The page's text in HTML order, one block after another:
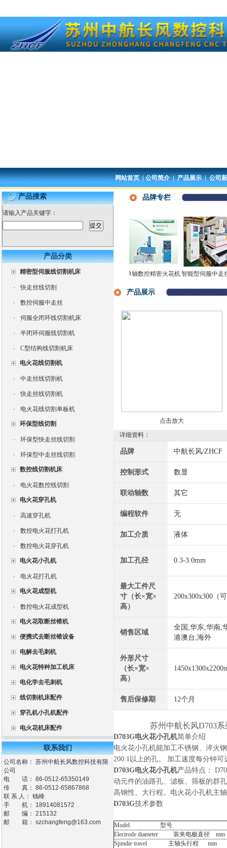
网站首页|公司简介|产品展示|公司
产品搜索
请输入产品关键字：
产品分类
精密型伺服线切割机床
· 快走丝线切割
· 数控伺服中走丝
· 伺服全闭环线切割机床
· 半闭环伺服线切割机
· C型结构线切割机床
电火花线切割机
· 中走丝线切割机
· 快走丝线切割机
· 电火花线切割单板机
环保型线切割
· 环保型快走丝线切割
· 环保型中走丝线切割
数控线切割机床
· 电火花数控线切割
电火花穿孔机
· 高速穿孔机
· 数控电火花打孔机
· 数控电火花穿孔机
电火花小孔机
· 电火花打孔机
电火花成型机
· 数控电火花成型机
电火花取断丝锥机
便携式去断丝锥设备
电解去毛刺机
电火花特种加工机床
电化学去毛刺机
线切割机床配件
穿孔机小孔机配件
电火花机床配件
联系我们
公司名称： 苏州中航长风数控科技有限
公司
电 话： 86-0512-65350149
传 真： 86-0512-65867868
联 系 人： 钱峰
手 机： 18914081572
邮 编： 215132
邮 箱：szchangfeng@163.com
品牌专栏
长风双牛头式数控火
型机
三轴数控电火花成型
单轴数控精密火花机
销
智能型伺服中走丝线
产品展示
点击放大
详细资料：
品牌 中航长风/ZHCF
控制形式 数显
联动轴数 其它
编程软件 无
加工介质 液体
加工孔径 0.3-3.0mm
最大工件尺
寸（长×宽×
高）
200x300x300（
销售区域
全国,华东,华南,
港澳台,海外
外形尺寸
（长×宽×
高）
售后保修期 12个月
苏州中航长风D703系列
D703G电火花小孔机简单介绍
电火花小孔机能加工不锈钢、淬火
200:1以上的孔。 加工速度每分钟
D703G电火花小孔机产品特点：
动元件的油路孔、滤板、筛板的群
高钢性、大行程。电火花小孔机主
D703G技术参数
Model 型号
Electrode diameter 装夹电极直径 mm
Spindie travel 主轴头行程 mm